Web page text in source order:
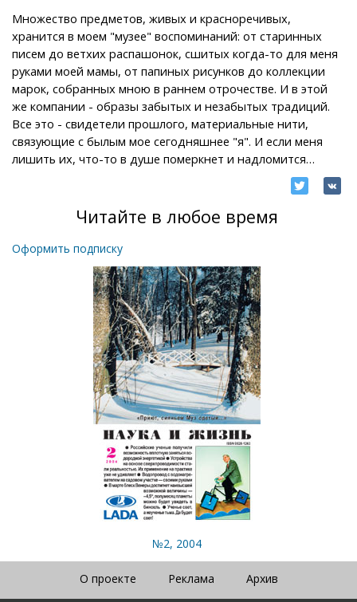
Множество предметов, живых и красноречивых,
хранится в моем "музее" воспоминаний: от старинных
писем до ветхих распашонок, сшитых когда-то для меня
руками моей мамы, от папиных рисунков до коллекции
марок, собранных мною в раннем отрочестве. И в этой
же компании - образы забытых и незабытых традиций.
Все это - свидетели прошлого, материальные нити,
связующие с былым мое сегодняшнее "я". И если меня
лишить их, что-то в душе померкнет и надломится…
Читайте в любое время
Оформить подписку
№2, 2004
О проекте Реклама Архив